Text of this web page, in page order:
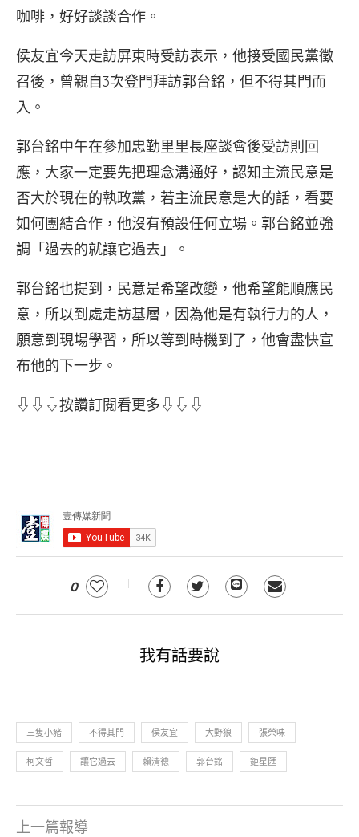
咖啡，好好談談合作。
侯友宜今天走訪屏東時受訪表示，他接受國民黨徵
召後，曾親自3次登門拜訪郭台銘，但不得其門而
入。
郭台銘中午在參加忠勤里里長座談會後受訪則回
應，大家一定要先把理念溝通好，認知主流民意是
否大於現在的執政黨，若主流民意是大的話，看要
如何團結合作，他沒有預設任何立場。郭台銘並強
調「過去的就讓它過去」。
郭台銘也提到，民意是希望改變，他希望能順應民
意，所以到處走訪基層，因為他是有執行力的人，
願意到現場學習，所以等到時機到了，他會盡快宣
布他的下一步。
⇩⇩⇩按讚訂閱看更多⇩⇩⇩
0
我有話要說
三隻小豬 不得其門 侯友宜 大野狼 張榮味
柯文哲 讓它過去 賴清德 郭台銘 鉅星匯
上一篇報導